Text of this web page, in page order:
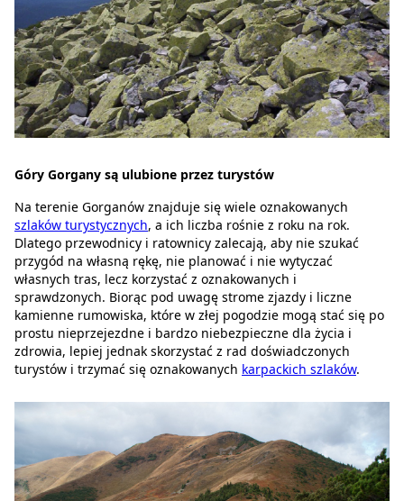
Góry Gorgany są ulubione przez turystów
Na terenie Gorganów znajduje się wiele oznakowanych
szlaków turystycznych, a ich liczba rośnie z roku na rok.
Dlatego przewodnicy i ratownicy zalecają, aby nie szukać
przygód na własną rękę, nie planować i nie wytyczać
własnych tras, lecz korzystać z oznakowanych i
sprawdzonych. Biorąc pod uwagę strome zjazdy i liczne
kamienne rumowiska, które w złej pogodzie mogą stać się po
prostu nieprzejezdne i bardzo niebezpieczne dla życia i
zdrowia, lepiej jednak skorzystać z rad doświadczonych
turystów i trzymać się oznakowanych karpackich szlaków.